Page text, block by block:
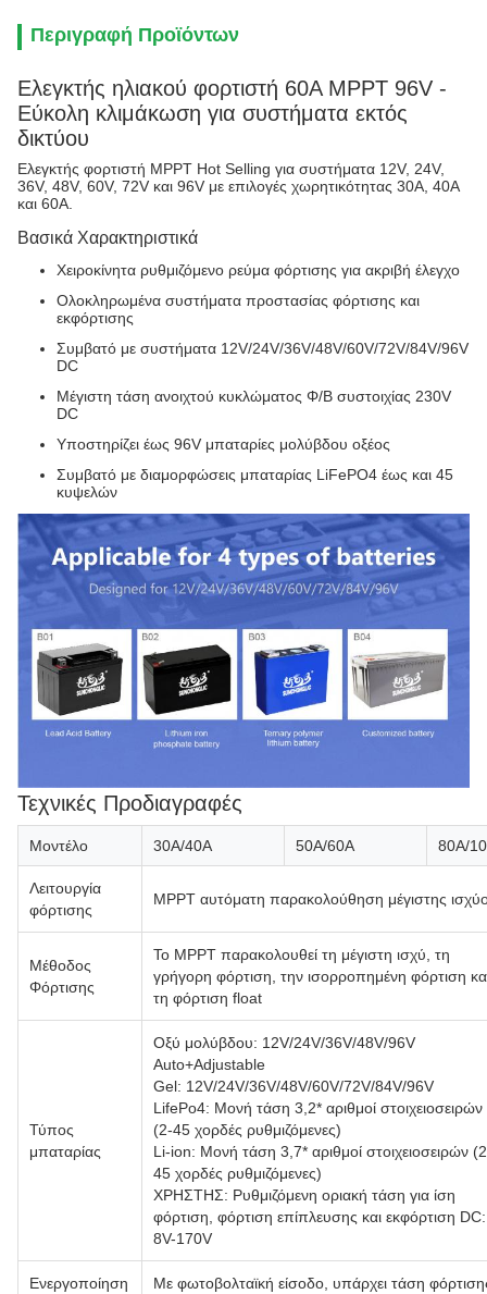
Περιγραφή Προϊόντων
Ελεγκτής ηλιακού φορτιστή 60A MPPT 96V -
Εύκολη κλιμάκωση για συστήματα εκτός
δικτύου
Ελεγκτής φορτιστή MPPT Hot Selling για συστήματα 12V, 24V,
36V, 48V, 60V, 72V και 96V με επιλογές χωρητικότητας 30A, 40A
και 60A.
Βασικά Χαρακτηριστικά
Χειροκίνητα ρυθμιζόμενο ρεύμα φόρτισης για ακριβή έλεγχο
Ολοκληρωμένα συστήματα προστασίας φόρτισης και
εκφόρτισης
Συμβατό με συστήματα 12V/24V/36V/48V/60V/72V/84V/96V
DC
Μέγιστη τάση ανοιχτού κυκλώματος Φ/Β συστοιχίας 230V
DC
Υποστηρίζει έως 96V μπαταρίες μολύβδου οξέος
Συμβατό με διαμορφώσεις μπαταρίας LiFePO4 έως και 45
κυψελών
Τεχνικές Προδιαγραφές
Μοντέλο 30Α/40Α 50Α/60Α 80Α/
Λειτουργία
φόρτισης
MPPT αυτόματη παρακολούθηση μέγιστης
Μέθοδος
Φόρτισης
Το MPPT παρακολουθεί τη μέγιστη ισχύ, τη
γρήγορη φόρτιση, την ισορροπημένη φόρτιση
τη φόρτιση float
Τύπος
μπαταρίας
Οξύ μολύβδου: 12V/24V/36V/48V/96V
Auto+Adjustable
Gel: 12V/24V/36V/48V/60V/72V/84V/96V
LifePo4: Μονή τάση 3,2* αριθμοί στοιχειοσειρών
(2-45 χορδές ρυθμιζόμενες)
Li-ion: Μονή τάση 3,7* αριθμοί στοιχειοσειρών
45 χορδές ρυθμιζόμενες)
ΧΡΗΣΤΗΣ: Ρυθμιζόμενη οριακή τάση για ίση
φόρτιση, φόρτιση επίπλευσης και εκφόρτιση DC:
8V-170V
Ενεργοποίηση
Με φωτοβολταϊκή είσοδο, υπάρχει τάση